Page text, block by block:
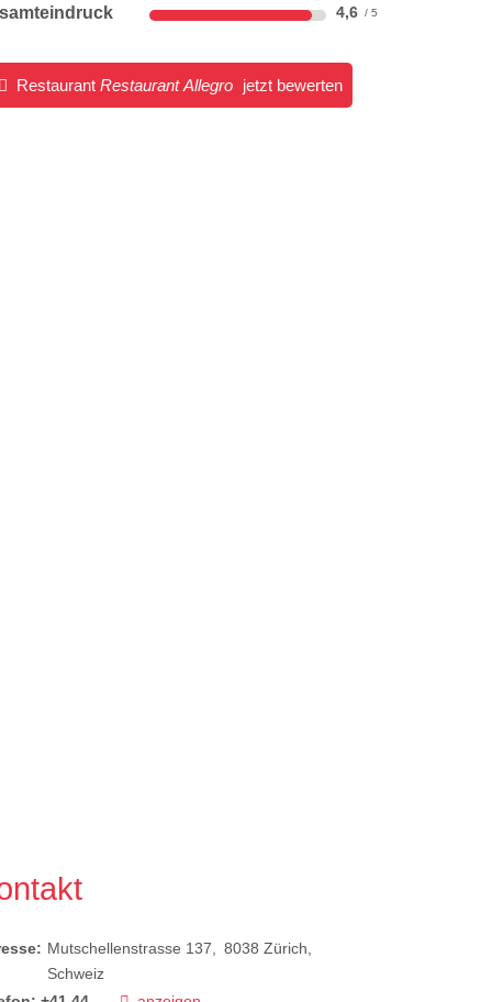
4,6
RestaurantRestaurant Allegro jetzt bewerten
Mutschellenstrasse 137 8038 Zürich
Schweiz